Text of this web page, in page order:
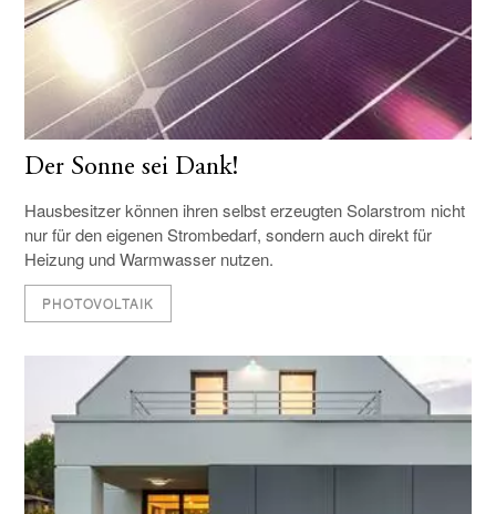
Der Sonne sei Dank!
Hausbesitzer können ihren selbst erzeugten Solarstrom nicht
nur für den eigenen Strombedarf, sondern auch direkt für
Heizung und Warmwasser nutzen.
PHOTOVOLTAIK